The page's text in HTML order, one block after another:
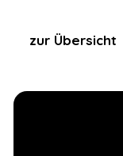
zur Übersicht